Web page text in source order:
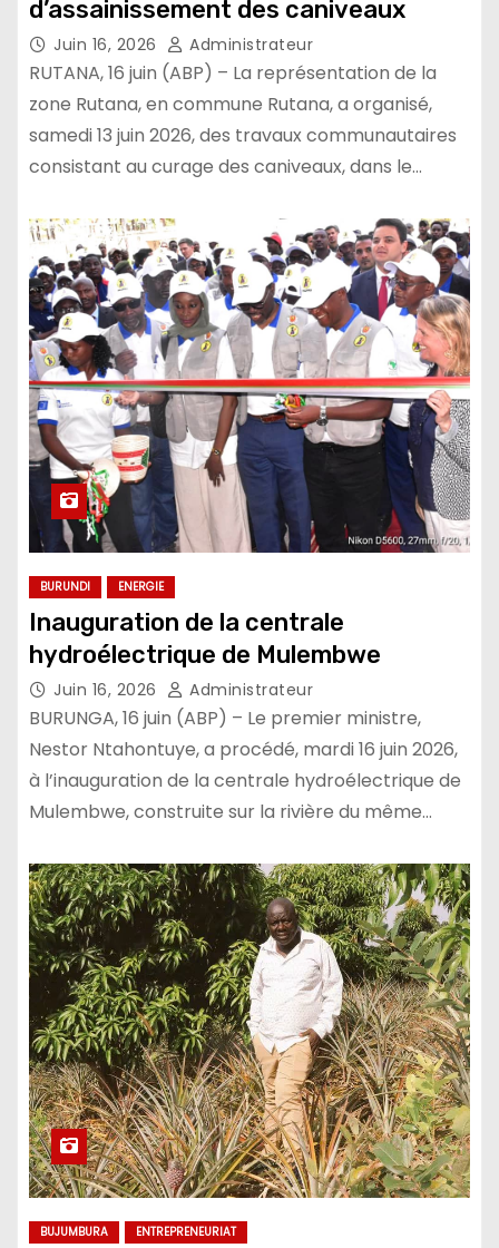
d’assainissement des caniveaux
Juin 16, 2026 Administrateur
RUTANA, 16 juin (ABP) – La représentation de la
zone Rutana, en commune Rutana, a organisé,
samedi 13 juin 2026, des travaux communautaires
consistant au curage des caniveaux, dans le…
BURUNDI ENERGIE
Inauguration de la centrale
hydroélectrique de Mulembwe
Juin 16, 2026 Administrateur
BURUNGA, 16 juin (ABP) – Le premier ministre,
Nestor Ntahontuye, a procédé, mardi 16 juin 2026,
à l’inauguration de la centrale hydroélectrique de
Mulembwe, construite sur la rivière du même…
BUJUMBURA ENTREPRENEURIAT